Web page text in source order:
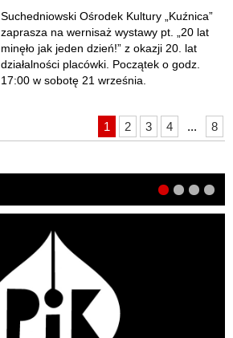
Suchedniowski Ośrodek Kultury „Kuźnica”
zaprasza na wernisaż wystawy pt. „20 lat
minęło jak jeden dzień!” z okazji 20. lat
działalności placówki. Początek o godz.
17:00 w sobotę 21 września.
1 2 3 4 ... 8